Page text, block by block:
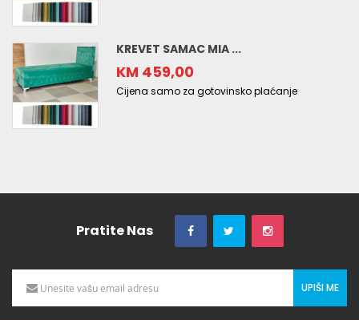
KREVET SAMAC MIA ...
KM 459,00
Cijena samo za gotovinsko plaćanje
Pratite Nas
UPIŠI ME